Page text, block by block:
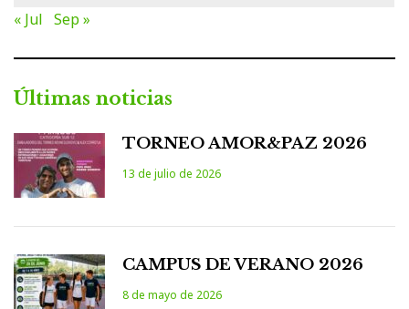
« Jul Sep »
Últimas noticias
TORNEO AMOR&PAZ 2026
13 de julio de 2026
CAMPUS DE VERANO 2026
8 de mayo de 2026